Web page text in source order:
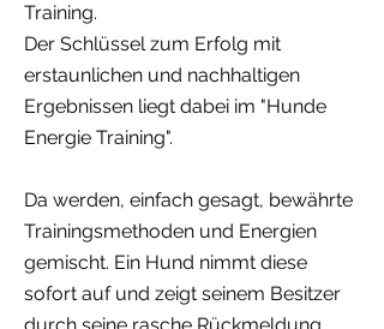
Training.
Der Schlüssel zum Erfolg mit
erstaunlichen und nachhaltigen
Ergebnissen liegt dabei im "Hunde
Energie Training".
Da werden, einfach gesagt, bewährte
Trainingsmethoden und Energien
gemischt. Ein Hund nimmt diese
sofort auf und zeigt seinem Besitzer